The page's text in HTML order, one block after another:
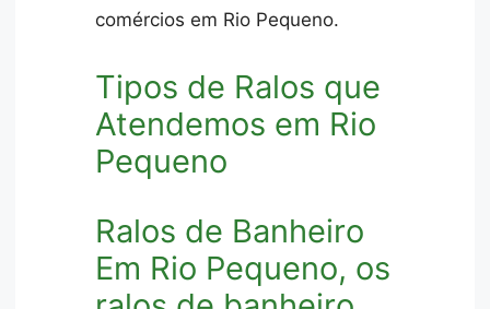
comércios em Rio Pequeno.
Tipos de Ralos que
Atendemos em Rio
Pequeno
Ralos de Banheiro
Em Rio Pequeno, os